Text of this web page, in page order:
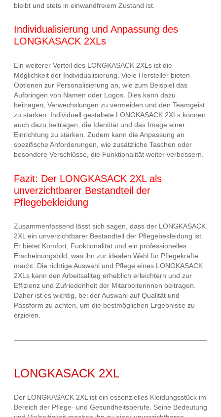
bleibt und stets in einwandfreiem Zustand ist.
Individualisierung und Anpassung des
LONGKASACK 2XLs
Ein weiterer Vorteil des LONGKASACK 2XLs ist die
Möglichkeit der Individualisierung. Viele Hersteller bieten
Optionen zur Personalisierung an, wie zum Beispiel das
Aufbringen von Namen oder Logos. Dies kann dazu
beitragen, Verwechslungen zu vermeiden und den Teamgeist
zu stärken. Individuell gestaltete LONGKASACK 2XLs können
auch dazu beitragen, die Identität und das Image einer
Einrichtung zu stärken. Zudem kann die Anpassung an
spezifische Anforderungen, wie zusätzliche Taschen oder
besondere Verschlüsse, die Funktionalität weiter verbessern.
Fazit: Der LONGKASACK 2XL als
unverzichtbarer Bestandteil der
Pflegebekleidung
Zusammenfassend lässt sich sagen, dass der LONGKASACK
2XL ein unverzichtbarer Bestandteil der Pflegebekleidung ist.
Er bietet Komfort, Funktionalität und ein professionelles
Erscheinungsbild, was ihn zur idealen Wahl für Pflegekräfte
macht. Die richtige Auswahl und Pflege eines LONGKASACK
2XLs kann den Arbeitsalltag erheblich erleichtern und zur
Effizienz und Zufriedenheit der Mitarbeiterinnen beitragen.
Daher ist es wichtig, bei der Auswahl auf Qualität und
Passform zu achten, um die bestmöglichen Ergebnisse zu
erzielen.
LONGKASACK 2XL
Der LONGKASACK 2XL ist ein essenzielles Kleidungsstück im
Bereich der Pflege- und Gesundheitsberufe. Seine Bedeutung